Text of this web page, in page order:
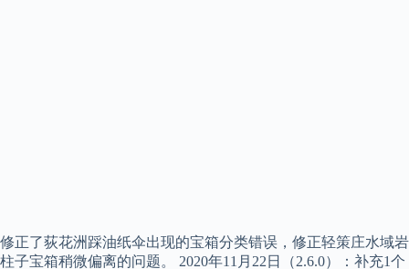
修正了荻花洲踩油纸伞出现的宝箱分类错误，修正轻策庄水域岩
柱子宝箱稍微偏离的问题。 2020年11月22日（2.6.0）：补充1个